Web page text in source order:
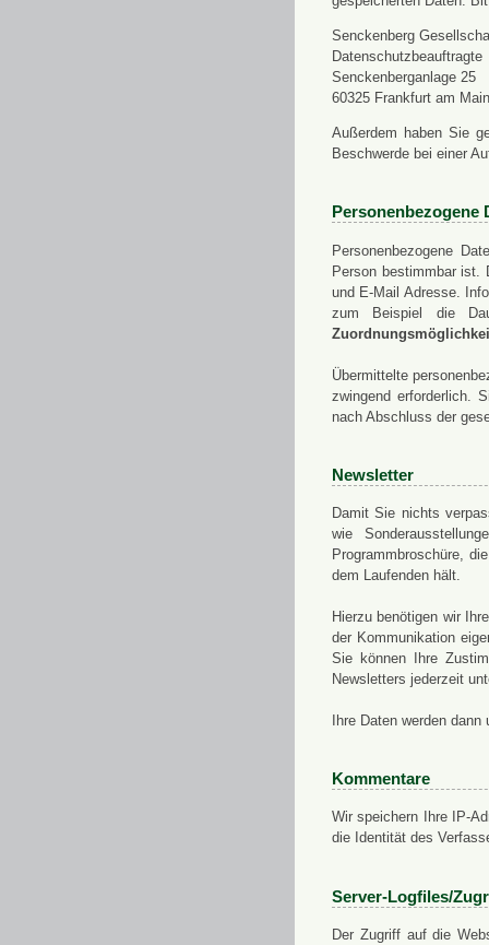
Senckenberg
Datenschutzbeauftragte
Senckenberganlage 25
60325 Frankfurt am Main
Außerdem haben Sie
Beschwerde bei einer
Personenbezogene
Personenbezogene
Person bestimmbar ist.
und E-Mail Adresse.
zum Beispiel die
Übermittelte
zwingend erforderlich.
nach Abschluss der
Newsletter
Damit Sie nichts
wie
Programmbroschüre,
dem Laufenden hält.
Hierzu benötigen wir
der Kommunikation
Sie können Ihre
Newsletters jederzeit
Ihre Daten werden
Kommentare
Wir speichern Ihre IP-
die Identität des
Server-Logfiles/
Der Zugriff auf die